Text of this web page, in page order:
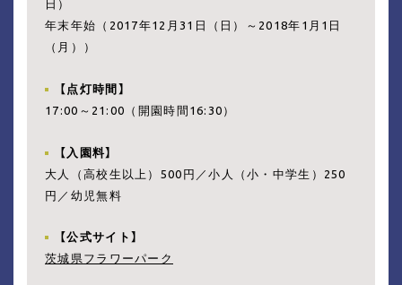
日）
年末年始（2017年12月31日（日）～2018年1月1日
（月））
【点灯時間】
17:00～21:00（開園時間16:30）
【入園料】
大人（高校生以上）500円／小人（小・中学生）250
円／幼児無料
【公式サイト】
茨城県フラワーパーク